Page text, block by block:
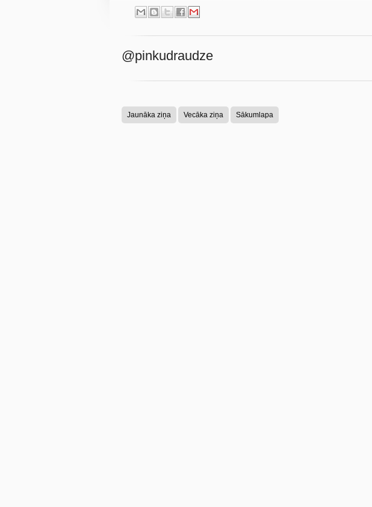
@pinkudraudze
Jaunāka ziņa Vecāka ziņa Sākumlapa